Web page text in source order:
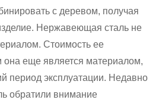
с деревом, получая
Нержавеющая сталь не
Стоимость ее
она еще является материалом,
период эксплуатации. Недавно
обратили внимание